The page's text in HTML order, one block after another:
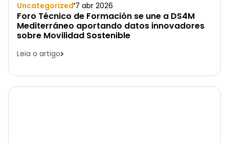
Uncategorized 7 abr 2026
Foro Técnico de Formación se une a DS4M
Mediterráneo aportando datos innovadores
sobre Movilidad Sostenible
Leia o artigo